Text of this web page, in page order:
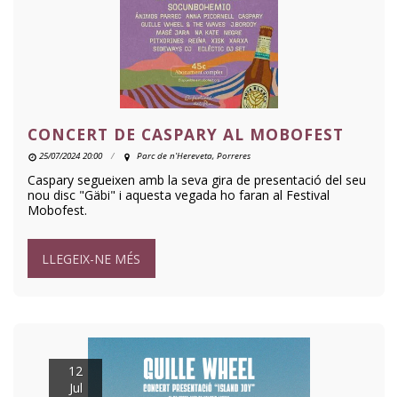
CONCERT DE CASPARY AL MOBOFEST
25/07/2024 20:00 Parc de n'Hereveta, Porreres
Caspary segueixen amb la seva gira de presentació del seu
nou disc "Gäbi" i aquesta vegada ho faran al Festival
Mobofest.
LLEGEIX-NE MÉS
12
Jul